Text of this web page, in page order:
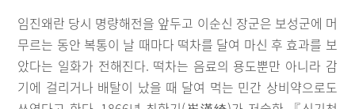
임진왜란 당시 명량해전을 앞두고 이순신 장군은 보성군에 머
무르는 동안 복통이 날 때마다 떡차를 달여 마신 후 효과를 보
았다는 일화가 전해진다. 떡차는 음료의 용도뿐만 아니라 감
기에 걸리거나 배탈이 났을 때 달여 먹는 민간 상비약으로도